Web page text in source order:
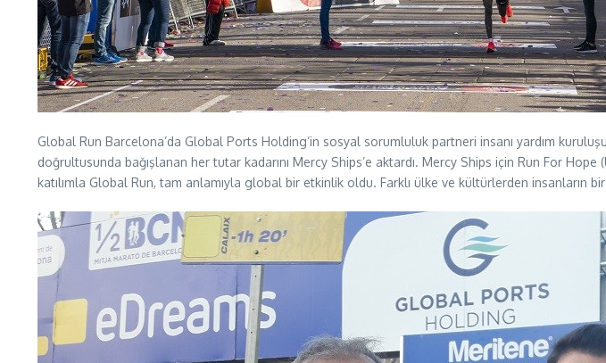
Global Run Barcelona’da Global Ports Holding’in sosyal sorumluluk partneri insanı yardım
doğrultusunda bağışlanan her tutar kadarını Mercy Ships’e aktardı. Mercy Ships için Run For
katılımla Global Run, tam anlamıyla global bir etkinlik oldu. Farklı ülke ve kültürlerden insanların